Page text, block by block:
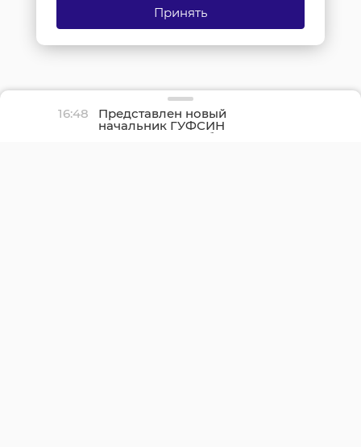
16:48 Представлен новый
начальник ГУФСИН
России по Петербургу и
Принять